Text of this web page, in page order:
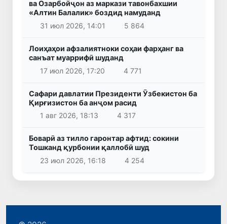
ва Озарбойҷон аз маркази тавонбахшии
«Алтин Балалик» боздид намуданд
31 июл 2026, 14:01
5 864
Лоиҳаҳои афзалиятноки соҳаи фарҳанг ва
санъат муаррифӣ шуданд
17 июл 2026, 17:20
4 771
Сафари давлатии Президенти Ӯзбекистон ба
Қирғизистон ба анҷом расид
1 авг 2026, 18:13
4 317
Боварӣ аз тилло гаронтар афтид: сокини
Тошканд қурбонии қаллобӣ шуд
23 июл 2026, 16:18
4 254